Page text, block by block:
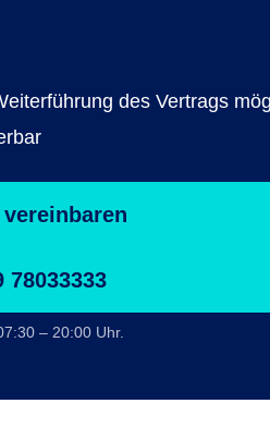
des Vertrags
78033333
– 20:00 Uhr.